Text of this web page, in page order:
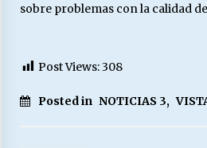
Releyendo la
16/05/2026
sobre problemas con la calidad
Post Views:308
Posted in NOTICIAS 3,